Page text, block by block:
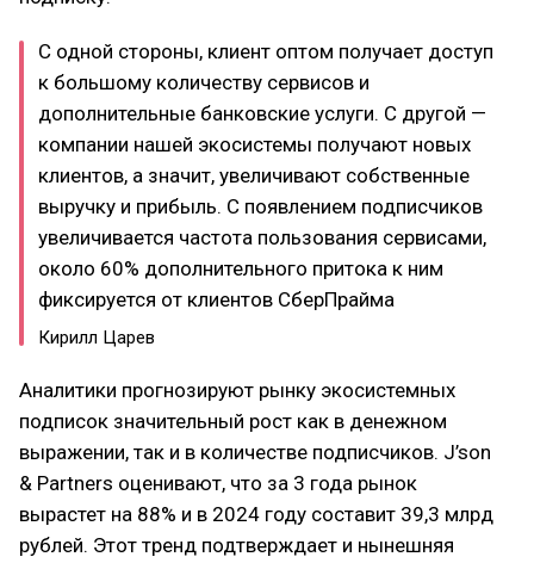
С одной стороны, клиент оптом получает доступ
к большому количеству сервисов и
дополнительные банковские услуги. С другой —
компании нашей экосистемы получают новых
клиентов, а значит, увеличивают собственные
выручку и прибыль. С появлением подписчиков
увеличивается частота пользования сервисами,
около 60% дополнительного притока к ним
фиксируется от клиентов СберПрайма
Кирилл Царев
Аналитики прогнозируют рынку экосистемных
подписок значительный рост как в денежном
выражении, так и в количестве подписчиков. J’son
& Partners оценивают, что за 3 года рынок
вырастет на 88% и в 2024 году составит 39,3 млрд
рублей. Этот тренд подтверждает и нынешняя